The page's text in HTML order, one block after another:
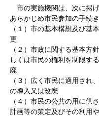
市の実施機関は、次に掲
あらかじめ市民参加の手続
（１）市の基本構想及び基
更
（２）市政に関する基本方
しくは市民の権利を制限す
廃
（３）広く市民に適用され
の導入又は改廃
（４）市民の公共の用に供
計画等の策定及びその利用